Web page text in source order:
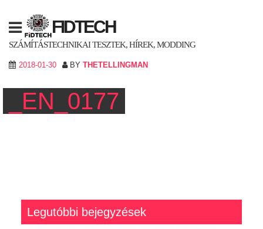
content
FIDTECH
SZÁMÍTÁSTECHNIKAI TESZTEK, HÍREK, MODDING
2018-01-30 BY THETELLINGMAN
_EN_0177
Legutóbbi bejegyzések